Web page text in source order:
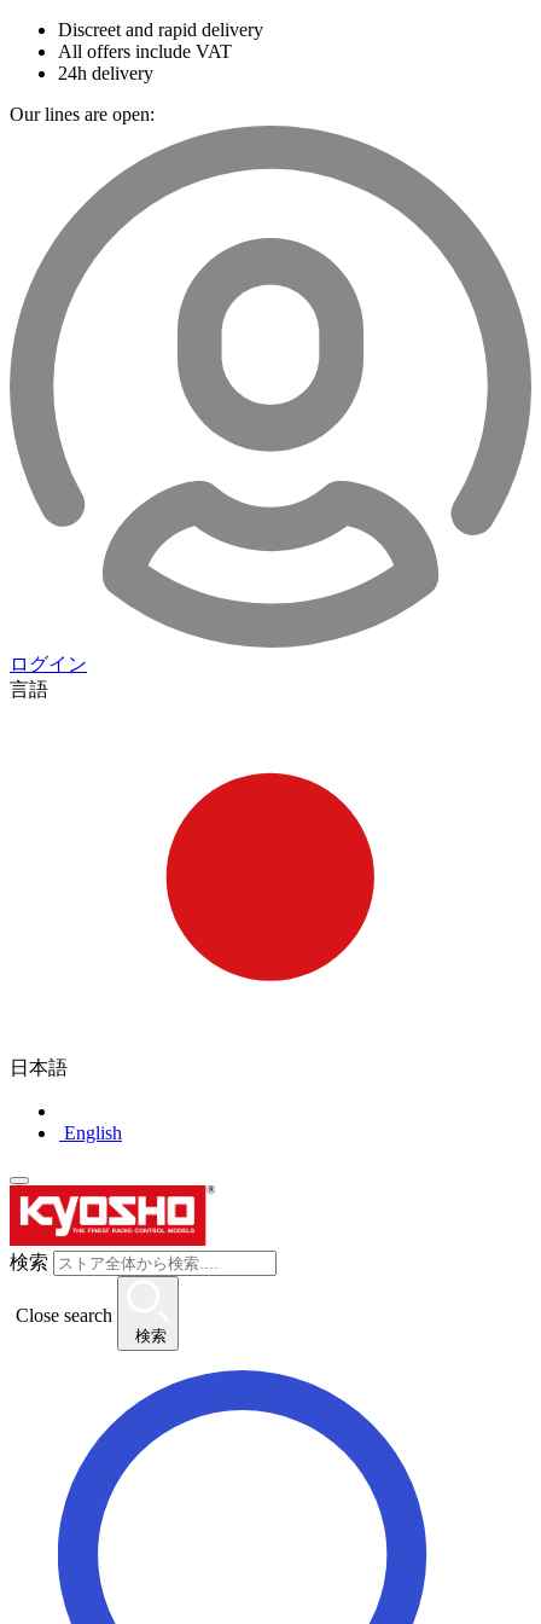
Discreet and rapid delivery
All offers include VAT
24h delivery
Our lines are open:
ログイン
言語
日本語
English
検索
Close search
検索